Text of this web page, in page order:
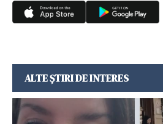
ALTE ȘTIRI DE INTERES